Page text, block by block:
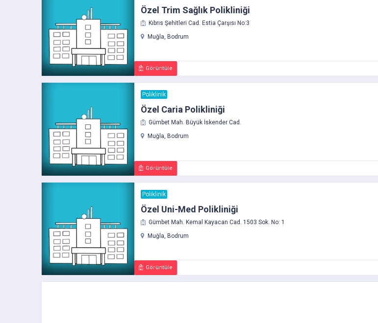
Özel Trim Sağlık Polikliniği
Kıbrıs Şehitleri Cad. Estia Çarşısı No:3
Muğla, Bodrum
Görüntüle
Poliklinik
Özel Caria Polikliniği
Gümbet Mah. Büyük İskender Cad.
Muğla, Bodrum
Görüntüle
Poliklinik
Özel Uni-Med Polikliniği
Gümbet Mah. Kemal Kayacan Cad. 1503 Sok. No: 1
Muğla, Bodrum
Görüntüle